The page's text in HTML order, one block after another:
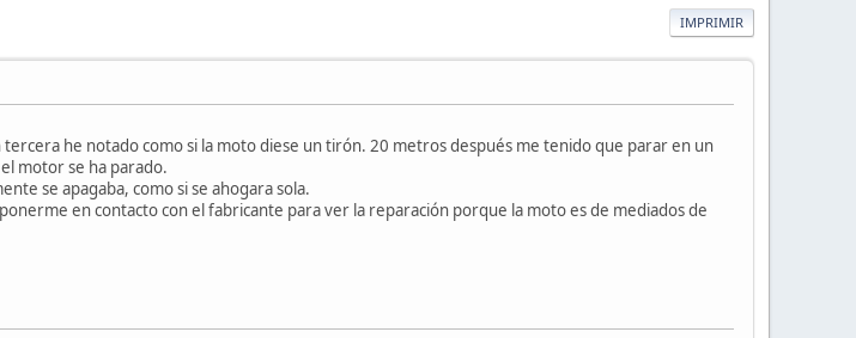
IMPRIMIR
he notado como si la moto diese un tirón. 20 metros después me tenido que parar en un
motor se ha parado.
se apagaba, como si se ahogara sola.
en contacto con el fabricante para ver la reparación porque la moto es de mediados de